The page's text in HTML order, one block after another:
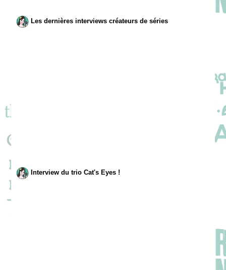
Les dernières interviews créateurs de séries
Interview du trio Cat's Eyes !